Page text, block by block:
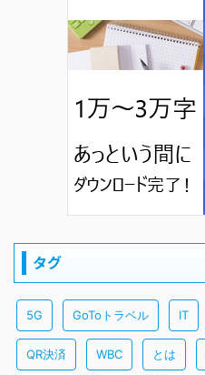
タグ
5G GoToトラベル IT
QR決済 WBC とは